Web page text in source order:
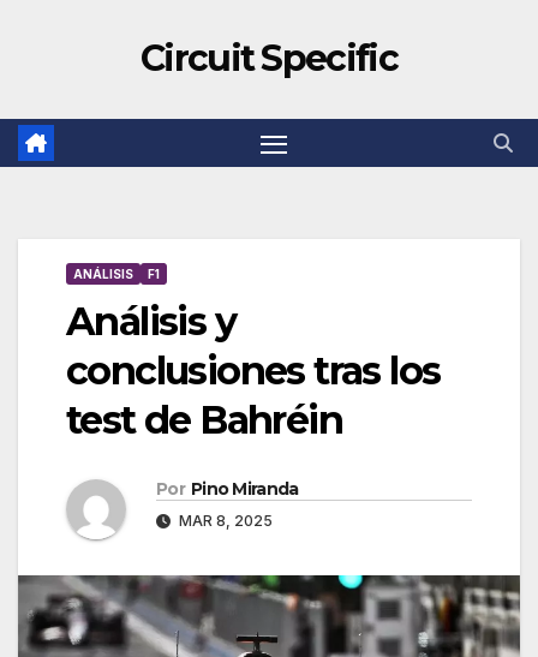
Circuit Specific
ANÁLISIS F1
Análisis y
conclusiones tras los
test de Bahréin
Por Pino Miranda
MAR 8, 2025